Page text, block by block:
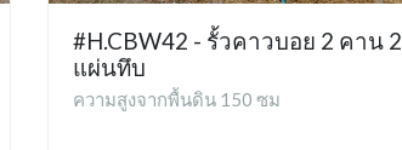
#H.CBW42 - รั้วคาวบอย 2 คาน 2
แผ่นทึบ
ความสูงจากพื้นดิน 150 ซม